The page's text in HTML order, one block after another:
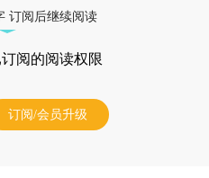
订阅后继续阅读
阅的阅读权限
订阅/会员升级